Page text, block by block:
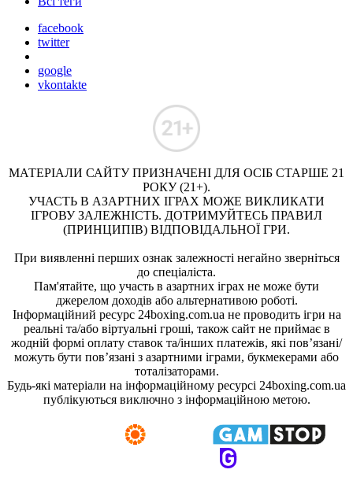
facebook
twitter
google
vkontakte
МАТЕРІАЛИ САЙТУ ПРИЗНАЧЕНІ ДЛЯ ОСІБ СТАРШЕ 21
РОКУ (21+).
УЧАСТЬ В АЗАРТНИХ ІГРАХ МОЖЕ ВИКЛИКАТИ
ІГРОВУ ЗАЛЕЖНІСТЬ. ДОТРИМУЙТЕСЬ ПРАВИЛ
(ПРИНЦИПІВ) ВІДПОВІДАЛЬНОЇ ГРИ.
При виявленні перших ознак залежності негайно зверніться
до спеціаліста.
Пам'ятайте, що участь в азартних іграх не може бути
джерелом доходів або альтернативою роботі.
Інформаційний ресурс 24boxing.com.ua не проводить ігри на
реальні та/або віртуальні гроші, також сайт не приймає в
жодній формі оплату ставок та/інших платежів, які пов’язані/
можуть бути пов’язані з азартними іграми, букмекерами або
тоталізаторами.
Будь-які матеріали на інформаційному ресурсі 24boxing.com.ua
публікуються виключно з інформаційною метою.